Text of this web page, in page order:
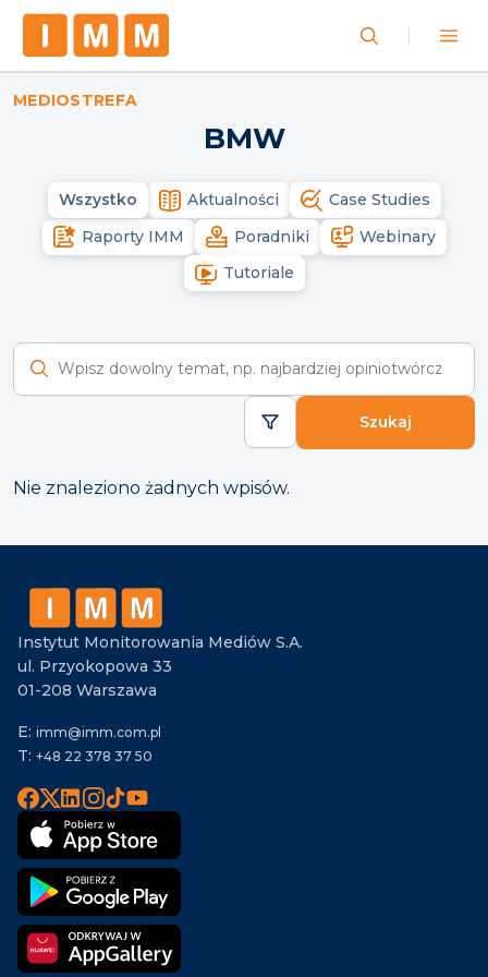
MEDIOSTREFA
BMW
Wszystko Aktualności
Case Studies
Raporty IMM
Poradniki
Webinary
Tutoriale
Szukaj
Nie znaleziono żadnych wpisów.
Instytut Monitorowania Mediów S.A.
ul. Przyokopowa 33
01-208 Warszawa
E: imm@imm.com.pl
T: +48 22 378 37 50